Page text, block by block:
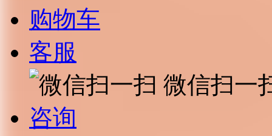
购物车
客服
微信扫一
咨询